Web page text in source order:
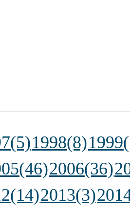
1998(8)
2006(36)
2013(3)